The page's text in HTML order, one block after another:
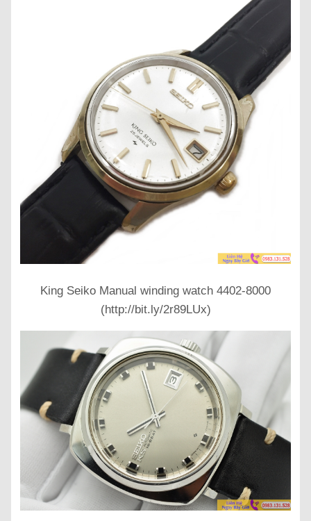
King Seiko Manual winding watch 4402-8000
(http://bit.ly/2r89LUx)